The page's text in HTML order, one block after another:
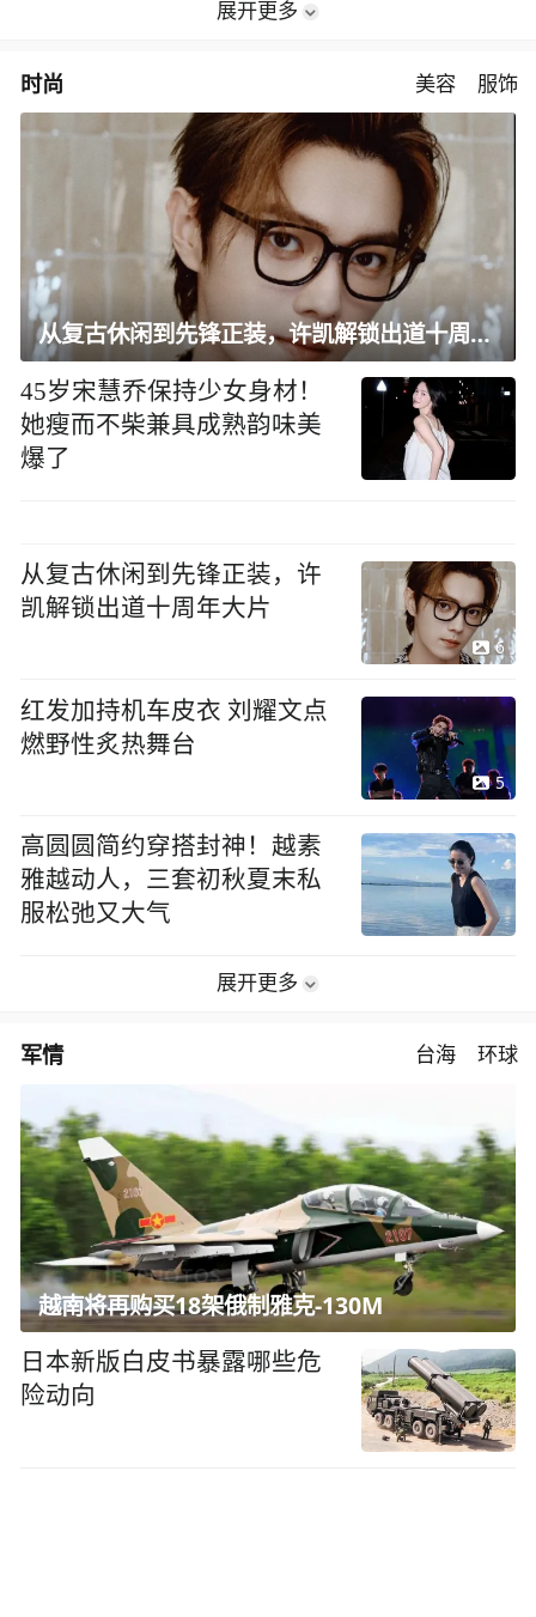
展开更多
时尚 美容 服饰
从复古休闲到先锋正装，许凯解锁出道十周年大片
45岁宋慧乔保持少女身材！
她瘦而不柴兼具成熟韵味美
爆了
从复古休闲到先锋正装，许
凯解锁出道十周年大片
6
红发加持机车皮衣 刘耀文点
燃野性炙热舞台
5
高圆圆简约穿搭封神！越素
雅越动人，三套初秋夏末私
服松弛又大气
展开更多
军情 台海 环球
越南将再购买18架俄制雅克-130M
日本新版白皮书暴露哪些危
险动向